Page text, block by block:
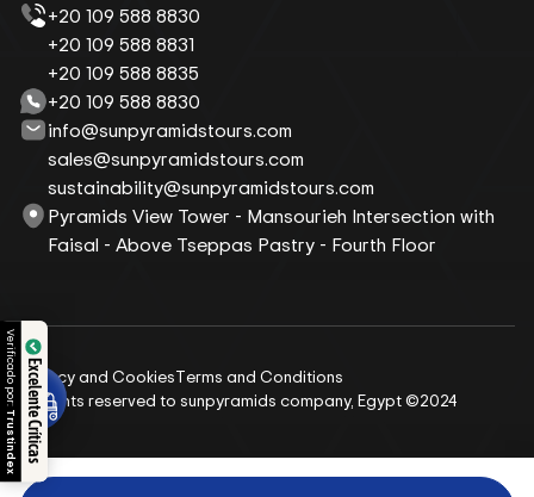
+20 109 588 8830
+20 109 588 8831
+20 109 588 8835
+20 109 588 8830
info@sunpyramidstours.com
sales@sunpyramidstours.com
sustainability@sunpyramidstours.com
Pyramids View Tower - Mansourieh Intersection with
Faisal - Above Tseppas Pastry - Fourth Floor
All rights reserved to sunpyramids company, Egypt ©2024
Privacy and CookiesTerms and Conditions
Excelente Críticas
Verificado por:
Trustindex